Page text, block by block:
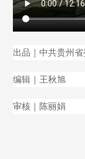
出品｜中共贵州
编辑｜王秋旭
审核｜陈丽娟